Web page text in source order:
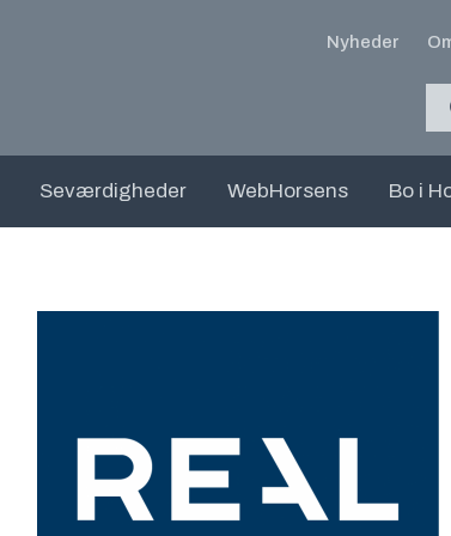
Nyheder
Seværdigheder WebHorsens Bo i